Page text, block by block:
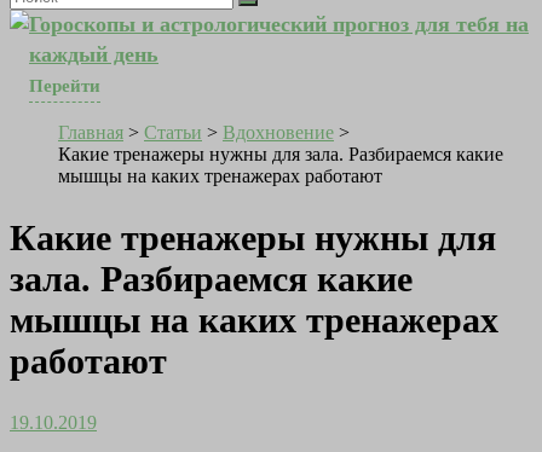
Гороскопы и астрологический прогноз для тебя на
каждый день
Перейти
Главная > Статьи > Вдохновение >
Какие тренажеры нужны для зала. Разбираемся какие
мышцы на каких тренажерах работают
Какие тренажеры нужны для
зала. Разбираемся какие
мышцы на каких тренажерах
работают
19.10.2019